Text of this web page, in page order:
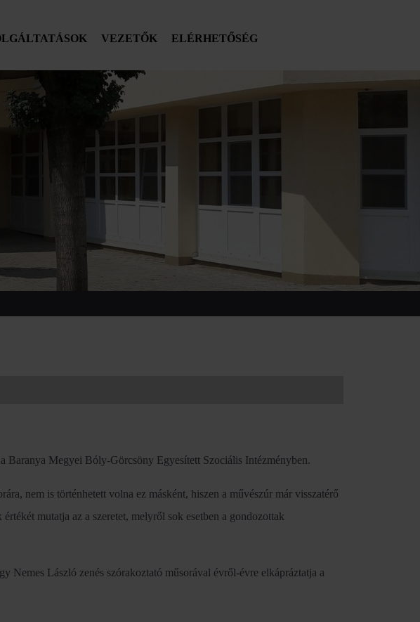
VEZETŐK ELÉRHETŐSÉG
Baranya Megyei Bóly-Görcsöny Egyesített Szociális Intézményben.
nem is történhetett volna ez másként, hiszen a művészúr már visszatérő
mutatja az a szeretet, melyről sok esetben a gondozottak
Nemes László zenés szórakoztató műsorával évről-évre elkápráztatja a